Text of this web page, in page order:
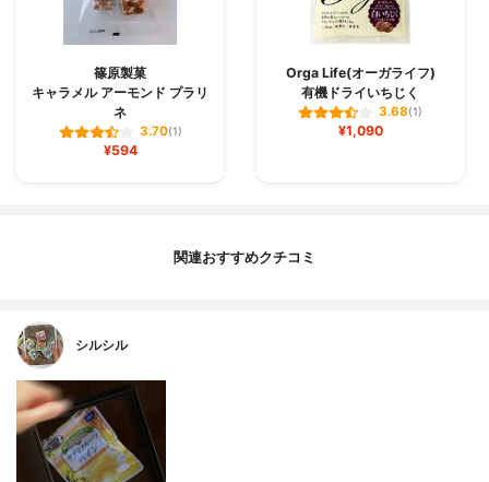
篠原製菓
キャラメル アーモンド プラリ
ネ
3.70(1)
¥594
Orga Life(オーガライフ)
有機ドライいちじく
3.68(1)
¥1,090
関連おすすめクチコミ
シルシル